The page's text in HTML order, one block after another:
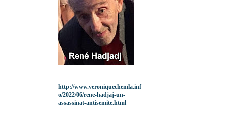
http://www.veroniquechemla.inf
o/2022/06/rene-hadjaj-un-
assassinat-antisemite.html